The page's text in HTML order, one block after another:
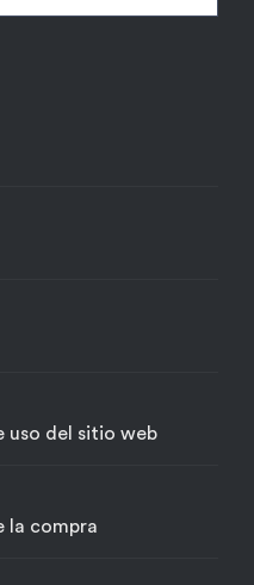
uso del sitio web
la compra